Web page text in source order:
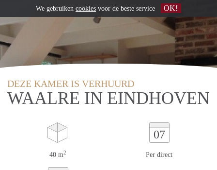
DEZE KAMER IS VERHUURD
WAALRE IN EINDHOVEN
40 m2
07
Per direct
We gebruiken cookies voor de beste service OK!